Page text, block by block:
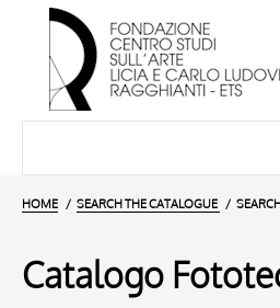
HOME SEARCH THE CATALOGUE
Catalogo